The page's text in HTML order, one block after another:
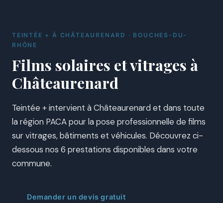
TEINTÉE + À CHÂTEAURENARD · BOUCHES-DU-
RHÔNE
Films solaires et vitrages à
Châteaurenard
Teintée + intervient à Châteaurenard et dans toute
la région PACA pour la pose professionnelle de films
sur vitrages, bâtiments et véhicules. Découvrez ci-
dessous nos 6 prestations disponibles dans votre
commune.
Demander un devis gratuit